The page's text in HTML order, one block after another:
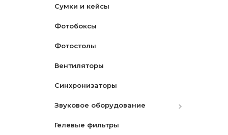
Сумки и кейсы
Фотобоксы
Фотостолы
Вентиляторы
Синхронизаторы
Звуковое оборудование
Микрофоны
Гелевые фильтры